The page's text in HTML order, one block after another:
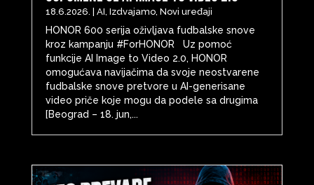
18.6.2026. AI, Izdvajamo, Novi uređaji
HONOR 600 serija oživljava fudbalske snove
kroz kampanju #ForHONOR Uz pomoć
funkcije AI Image to Video 2.0, HONOR
omogućava navijačima da svoje neostvarene
fudbalske snove pretvore u AI-generisane
video priče koje mogu da podele sa drugima
[Beograd – 18. jun,...